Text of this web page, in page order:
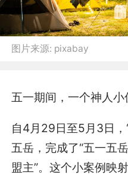
图片来源: pixabay
五一期间，一个神人小
自4月29日至5月3日
五岳，完成了“五一五
盟主”。这个小案例映